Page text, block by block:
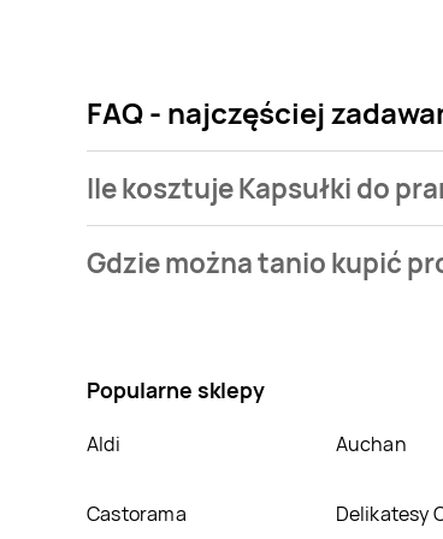
FAQ - najczęściej
Ile kosztuje Kapsułki do
Najtańsza oferta, jaką mamy w naszej
Gdzie można tanio kupić
Popularne sklepy
Aldi Auchan
Castorama Delikatesy